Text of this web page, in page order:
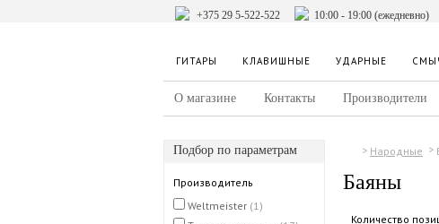
+375 29 5-522-522 10:00 - 19:00 (ежедневно)
ГИТАРЫ КЛАВИШНЫЕ УДАРНЫЕ
О магазине Контакты Производители
Подбор по параметрам
Производитель
Weltmeister (1)
Народные
Баяны
Количество